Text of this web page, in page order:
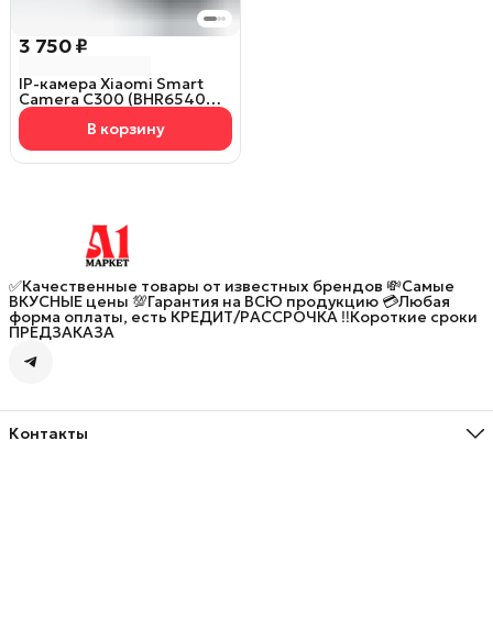
3 750 ₽
IP-камера Xiaomi Smart
Camera C300 (BHR6540GL)
EU
В корзину
✅Качественные товары от известных брендов 💸Самые
ВКУСНЫЕ цены 💯Гарантия на ВСЮ продукцию 💳Любая
форма оплаты, есть КРЕДИТ/РАССРОЧКА ‼️Короткие сроки
ПРЕДЗАКАЗА
Контакты